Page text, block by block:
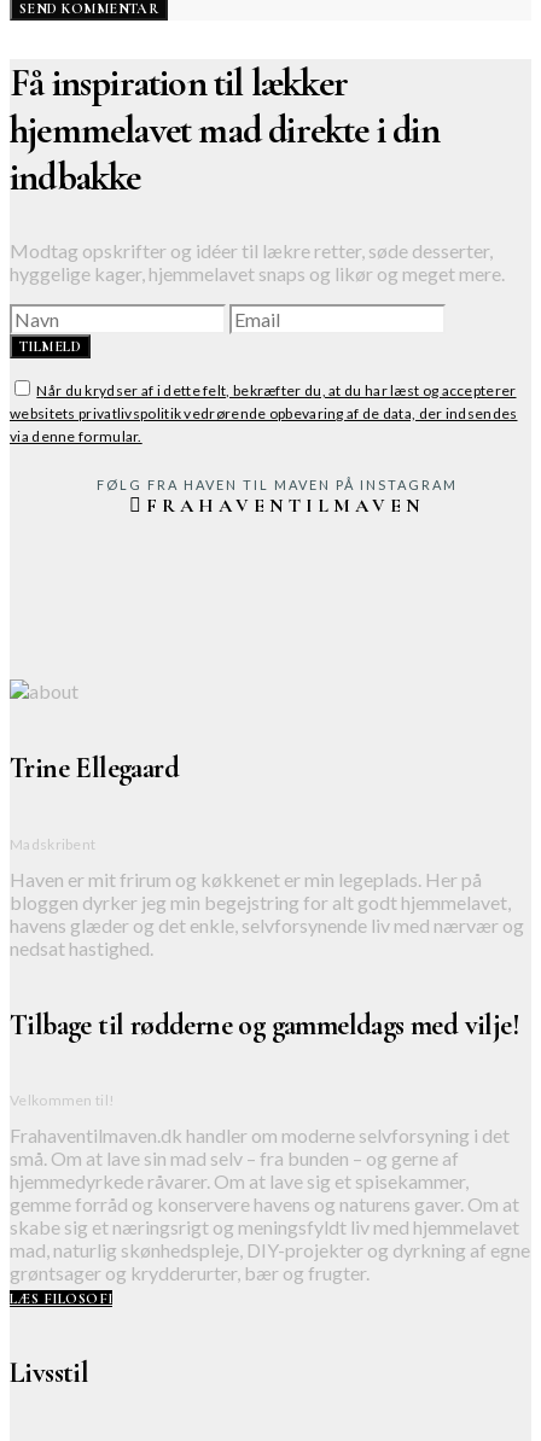
Få inspiration til lækker
hjemmelavet mad direkte i din
indbakke
Modtag opskrifter og idéer til lækre retter, søde desserter,
hyggelige kager, hjemmelavet snaps og likør og meget mere.
TILMELD
Når du krydser af i dette felt, bekræfter du, at du har læst og accepterer
websitets privatlivspolitik vedrørende opbevaring af de data, der indsendes
via denne formular.
FRAHAVENTILMAVEN
FØLG FRA HAVEN TIL MAVEN PÅ INSTAGRAM
Trine Ellegaard
Madskribent
Haven er mit frirum og køkkenet er min legeplads. Her på
bloggen dyrker jeg min begejstring for alt godt hjemmelavet,
havens glæder og det enkle, selvforsynende liv med nærvær og
nedsat hastighed.
Tilbage til rødderne og gammeldags med vilje!
Velkommen til!
Frahaventilmaven.dk handler om moderne selvforsyning i det
små. Om at lave sin mad selv – fra bunden – og gerne af
hjemmedyrkede råvarer. Om at lave sig et spisekammer,
gemme forråd og konservere havens og naturens gaver. Om at
skabe sig et næringsrigt og meningsfyldt liv med hjemmelavet
mad, naturlig skønhedspleje, DIY-projekter og dyrkning af egne
grøntsager og krydderurter, bær og frugter.
LÆS FILOSOFI
Livsstil